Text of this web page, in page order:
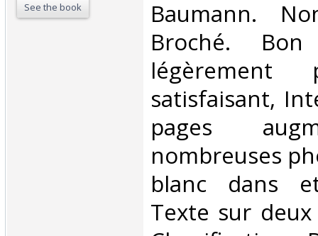
See the book
‎Baumann.
Broché.
légèrement
satisfaisant,
pages
nombreuses
blanc dans
Texte sur